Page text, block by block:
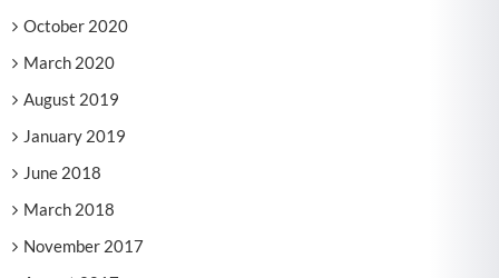
October 2020
March 2020
August 2019
January 2019
June 2018
March 2018
November 2017